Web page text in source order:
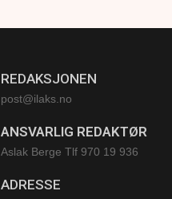
REDAKSJONEN
post@ilaks.no
ANSVARLIG REDAKTØR
Aslak Berge Tlf 970 19 936
ADRESSE